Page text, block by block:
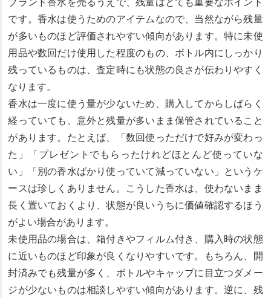
ブランド香水を売るうえで、残量はとても重要なポイント
です。香水は使うためのアイテムなので、当然ながら残量
が多いものほど評価されやすい傾向があります。特に未使
用品や数回だけ使用した程度のもの、ボトル内にしっかり
残っているものは、査定時にも状態の良さが伝わりやすく
なります。
香水は一度に使う量が少ないため、購入してからしばらく
経っていても、意外と残量が多いまま保管されていること
があります。たとえば、「数回使っただけで好みが変わっ
た」「プレゼントでもらったけれどほとんど使っていな
い」「別の香水ばかり使っていて減っていない」というケ
ースは珍しくありません。こうした香水は、使わないまま
長く置いておくより、状態が良いうちに価値確認するほう
がよい場合があります。
未使用品の場合は、箱付きやフィルム付き、購入時の状態
に近いものほど印象が良くなりやすいです。もちろん、開
封済みでも残量が多く、ボトルやキャップに目立つダメー
ジが少ないものは相談しやすい傾向があります。逆に、残